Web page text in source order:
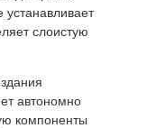
устанавливает
слоистую
автономно
компоненты